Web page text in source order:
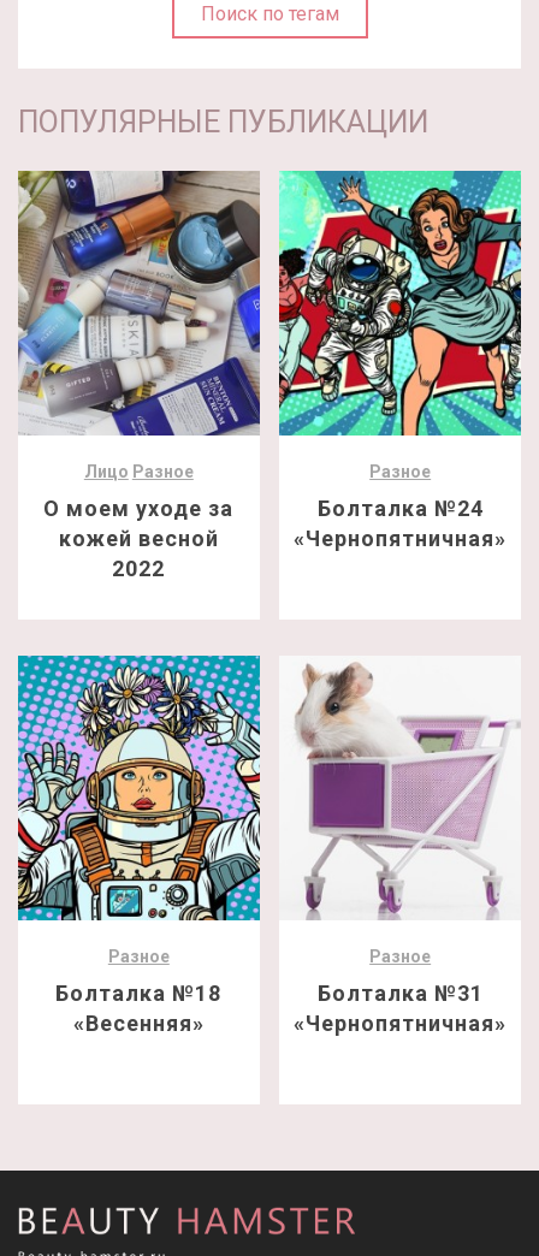
Поиск по тегам
ПОПУЛЯРНЫЕ ПУБЛИКАЦИИ
Лицо Разное
О моем уходе за
кожей весной
2022
Разное
Болталка №24
«Чернопятничная»
Разное
Болталка №18
«Весенняя»
Разное
Болталка №31
«Чернопятничная»